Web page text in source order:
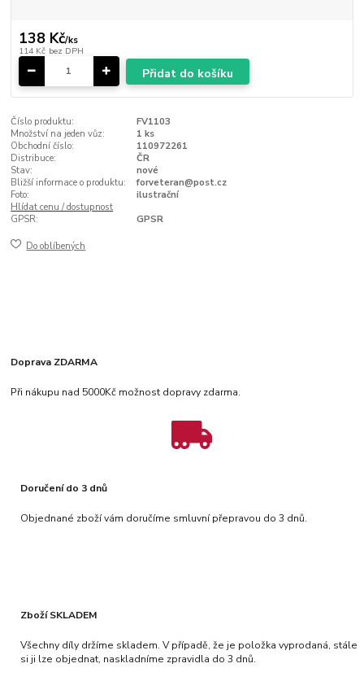
138 Kč/ks
114 Kč bez DPH
Přidat do košíku
Číslo produktu:
FV1103
Množství na jeden vůz:
1 ks
Obchodní číslo:
110972261
Distribuce:
ČR
Stav:
nové
Bližší informace o produktu:
forveteran@post.cz
Foto:
ilustrační
Hlídat cenu / dostupnost
GPSR:
GPSR
Do oblíbených
Doprava ZDARMA
Při nákupu nad 5000Kč možnost dopravy zdarma.
Doručení do 3 dnů
Objednané zboží vám doručíme smluvní přepravou do 3 dnů.
Zboží SKLADEM
Všechny díly držíme skladem. V případě, že je položka vyprodaná, stále
si ji lze objednat, naskladníme zpravidla do 3 dnů.